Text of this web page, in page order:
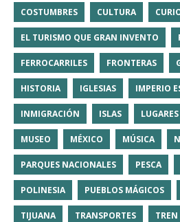
COSTUMBRES CULTURA
EL TURISMO QUE GRAN INVENTO
FERROCARRILES FRONTERAS
HISTORIA IGLESIAS IMPERIO
INMIGRACIÓN ISLAS
MUSEO MÉXICO MÚSICA
PARQUES NACIONALES PESCA
POLINESIA PUEBLOS MÁGICOS
TIJUANA TRANSPORTES TREN